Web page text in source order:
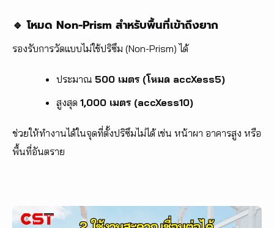
🔹 โหมด Non-Prism สำหรับพื้นที่เข้าถึงยาก
รองรับการวัดแบบไม่ใช้ปริซึม (Non-Prism) ได้
ประมาณ 500 เมตร (โหมด accXess5)
สูงสุด 1,000 เมตร (accXess10)
ช่วยให้ทำงานได้ในจุดที่ตั้งปริซึมไม่ได้ เช่น หน้าผา อาคารสูง หรือ
พื้นที่อันตราย